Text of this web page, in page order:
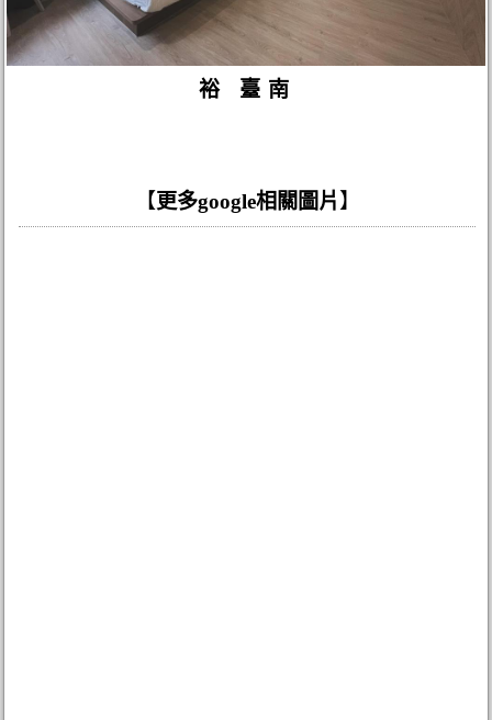
裕 臺南
【 更多google相關圖片 】